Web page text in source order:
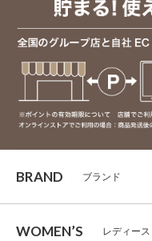
BRAND ブランド
WOMEN’S レディース